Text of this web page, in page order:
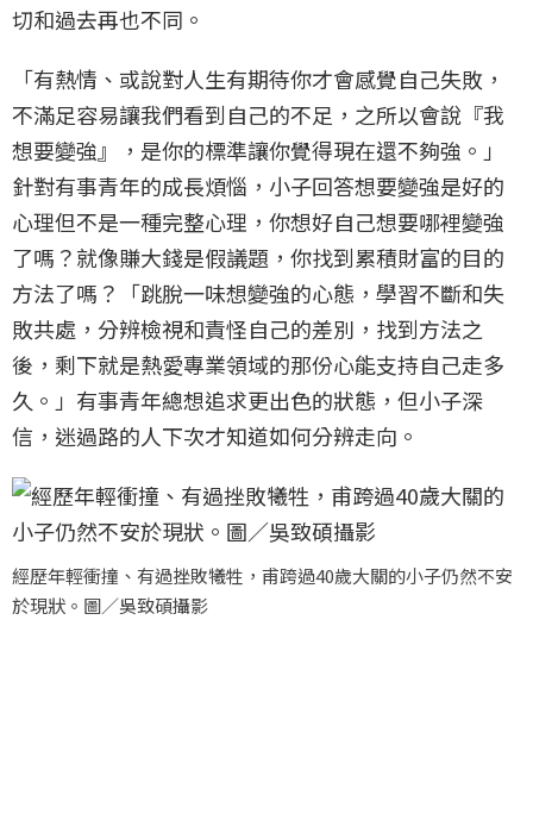
切和過去再也不同。
「有熱情、或說對人生有期待你才會感覺自己失敗，
不滿足容易讓我們看到自己的不足，之所以會說『我
想要變強』，是你的標準讓你覺得現在還不夠強。」
針對有事青年的成長煩惱，小子回答想要變強是好的
心理但不是一種完整心理，你想好自己想要哪裡變強
了嗎？就像賺大錢是假議題，你找到累積財富的目的
方法了嗎？「跳脫一味想變強的心態，學習不斷和失
敗共處，分辨檢視和責怪自己的差別，找到方法之
後，剩下就是熱愛專業領域的那份心能支持自己走多
久。」有事青年總想追求更出色的狀態，但小子深
信，迷過路的人下次才知道如何分辨走向。
經歷年輕衝撞、有過挫敗犧牲，甫跨過40歲大關的小子仍然不安
於現狀。圖／吳致碩攝影